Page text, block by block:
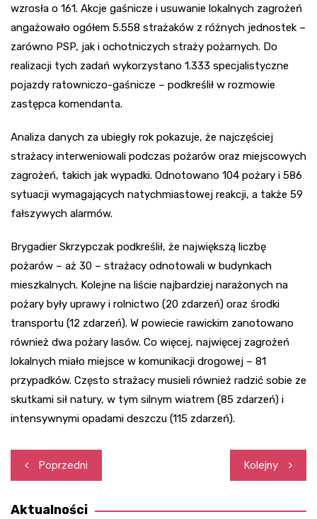
wzrosła o 161. Akcje gaśnicze i usuwanie lokalnych zagrożeń
angażowało ogółem 5.558 strażaków z różnych jednostek –
zarówno PSP, jak i ochotniczych straży pożarnych. Do
realizacji tych zadań wykorzystano 1.333 specjalistyczne
pojazdy ratowniczo-gaśnicze – podkreślił w rozmowie
zastępca komendanta.
Analiza danych za ubiegły rok pokazuje, że najczęściej
strażacy interweniowali podczas pożarów oraz miejscowych
zagrożeń, takich jak wypadki. Odnotowano 104 pożary i 586
sytuacji wymagających natychmiastowej reakcji, a także 59
fałszywych alarmów.
Brygadier Skrzypczak podkreślił, że największą liczbę
pożarów – aż 30 – strażacy odnotowali w budynkach
mieszkalnych. Kolejne na liście najbardziej narażonych na
pożary były uprawy i rolnictwo (20 zdarzeń) oraz środki
transportu (12 zdarzeń). W powiecie rawickim zanotowano
również dwa pożary lasów. Co więcej, najwięcej zagrożeń
lokalnych miało miejsce w komunikacji drogowej – 81
przypadków. Często strażacy musieli również radzić sobie ze
skutkami sił natury, w tym silnym wiatrem (85 zdarzeń) i
intensywnymi opadami deszczu (115 zdarzeń).
Nawigacja
wpisu
Poprzedni Kolejny
Aktualności